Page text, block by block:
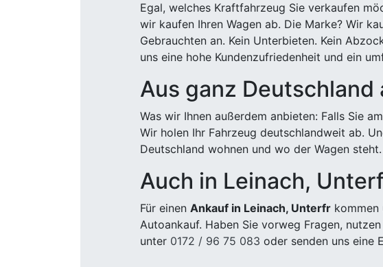
Egal, welches Kraftfahrzeug Sie verkaufen
wir kaufen Ihren Wagen ab. Die Marke? Wir
Gebrauchten an. Kein Unterbieten. Kein
uns eine hohe Kundenzufriedenheit und ein
Aus ganz Deutschland
Was wir Ihnen außerdem anbieten: Falls Sie
Wir holen Ihr Fahrzeug deutschlandweit ab.
Deutschland wohnen und wo der Wagen
Auch in Leinach,
Für einen Ankauf in Leinach, Unterfr kommen
Autoankauf. Haben Sie vorweg Fragen,
unter 0172 / 96 75 083 oder senden uns eine